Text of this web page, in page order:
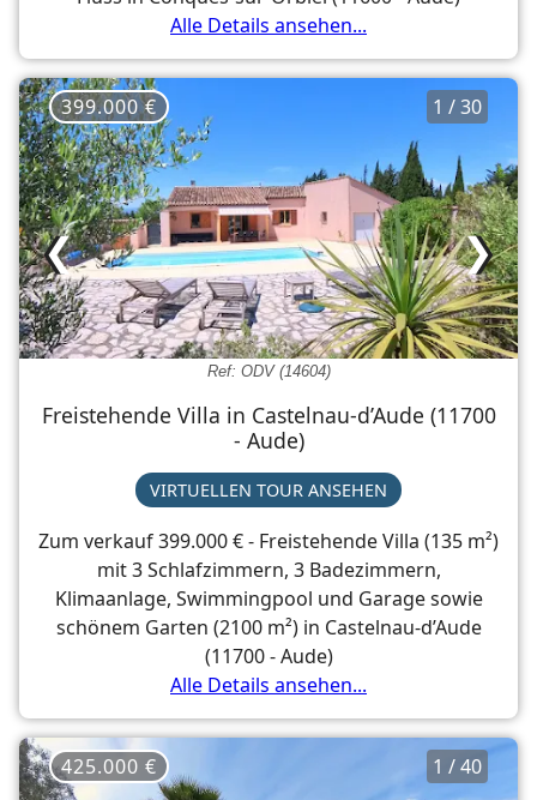
Alle Details ansehen...
Ref: ODV (14604)
1 / 30
❯
❮
399.000 €
Freistehende Villa in Castelnau-d’Aude (11700
- Aude)
VIRTUELLEN TOUR ANSEHEN
Zum verkauf 399.000 € - Freistehende Villa (135 m²)
mit 3 Schlafzimmern, 3 Badezimmern,
Klimaanlage, Swimmingpool und Garage sowie
schönem Garten (2100 m²) in Castelnau-d’Aude
(11700 - Aude)
Alle Details ansehen...
1 / 40
425.000 €